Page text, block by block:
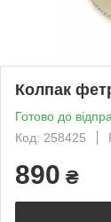
Колпак
Готово до
Код: 258425
890 ₴